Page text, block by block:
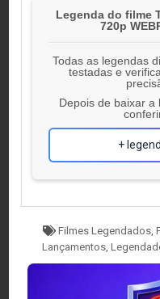
Legenda do filme
720p
Todas as legendas
testadas e
Depois de baixar a
+
Tagged
Filmes Legendados,
Lançamentos,